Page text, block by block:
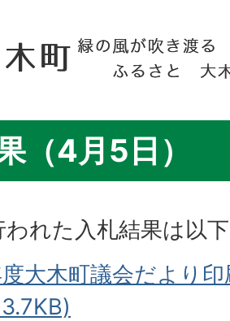
（4月5日）
れた入札結果は以
大木町議会だより